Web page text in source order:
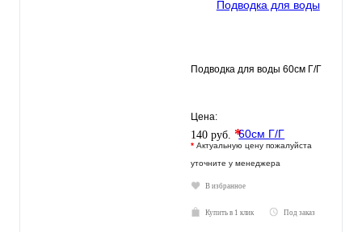
Подводка для воды 60см Г/Г
Цена:
140 руб. *
* Актуальную цену пожалуйста
уточните у менеджера
В избранное
Купить в 1 клик Под заказ